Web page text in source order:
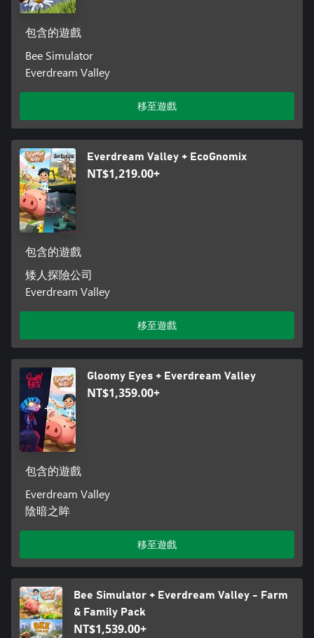
包含的遊戲
Bee Simulator
Everdream Valley
移至遊戲
Everdream Valley + EcoGnomix
NT$1,219.00+
包含的遊戲
矮人探險公司
Everdream Valley
移至遊戲
Gloomy Eyes + Everdream Valley
NT$1,359.00+
包含的遊戲
Everdream Valley
陰暗之眸
移至遊戲
Bee Simulator + Everdream Valley - Farm
& Family Pack
NT$1,539.00+